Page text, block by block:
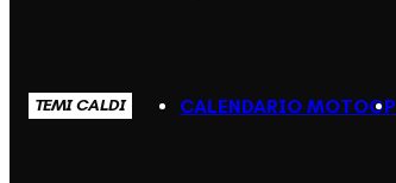
TEMI CALDI CALENDARIO MOTOGP